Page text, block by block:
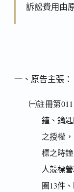
訴訟費用由
一、原告主張：
㈠註冊第
鐘、鑰
之授權
標之時
人競標
圈13件